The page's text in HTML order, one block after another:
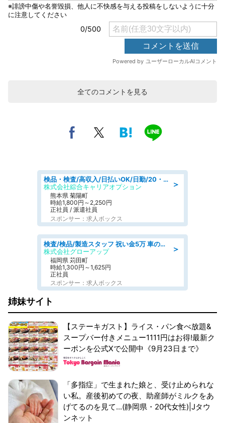
全てのコメントを見る
＞
検品・検査/高収入/日払いOK/日勤/20・30・40代活躍中/製造 工場
株式会社綜合キャリアオプション
熊本県 菊陽町
時給1,800円～2,250円
正社員 / 派遣社員
スポンサー：求人ボックス
＞
検査/検品/製造スタッフ 祝い金5万 車のシートにホツレがないか目視チェック
株式会社グローアップ
福岡県 苅田町
時給1,300円～1,625円
正社員
スポンサー：求人ボックス
姉妹サイト
【ステーキガスト】ライス・パン食べ放題&
スープバー付きメニュー1111円はお得!最新ク
ーポンを公式Xで公開中《9月23日まで》
「多指症」で生まれた娘と、受け止められな
い私。産後初めての夜、助産師がミルクをあ
げてるのを見て...(静岡県・20代女性)|Jタウ
ンネット